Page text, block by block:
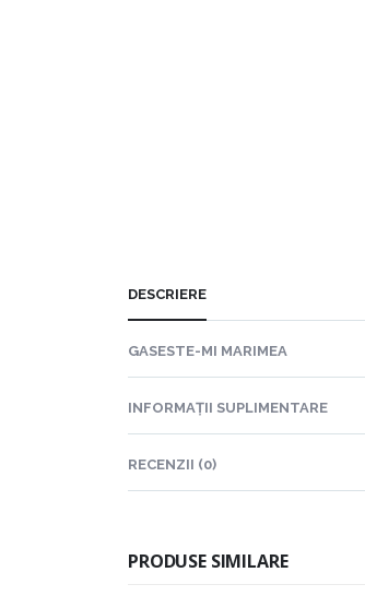
DESCRIERE
GASESTE-MI MARIMEA
INFORMAȚII SUPLIMENTARE
RECENZII (0)
PRODUSE SIMILARE